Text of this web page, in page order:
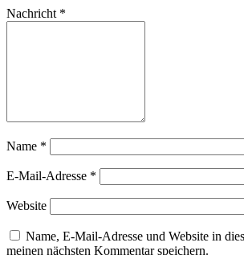
Nachricht *
Name *
E-Mail-Adresse *
Website
Name, E-Mail-Adresse und Website in
meinen nächsten Kommentar speichern.